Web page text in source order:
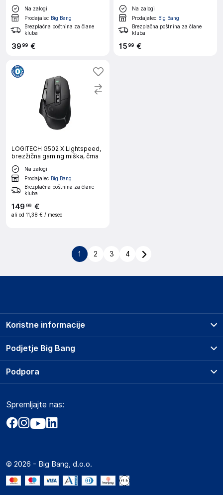
Na zalogi
Prodajalec Big Bang
Brezplačna poštnina za člane
kluba
3999 €
Na zalogi
Prodajalec Big Bang
Brezplačna poštnina za člane
kluba
1599 €
LOGITECH G502 X Lightspeed,
brezžična gaming miška, črna
Na zalogi
Prodajalec Big Bang
Brezplačna poštnina za člane
kluba
149 99 €
ali od 11,38 € / mesec
1 2 3 4
Podjetje Big Bang
O podjetju
Obvestila za javnost
Akt o digitalnih storitvah
Marketplace za partnerje
Novosti
Koristne informacije
Prodajna mesta
Storitve
Dostava, vnos in odvoz
Zavarovanje izdelkov
Podpora
Marketplace
Kako oddati naročilo?
Spremljajte nas:
© 2026 - Big Bang, d.o.o.